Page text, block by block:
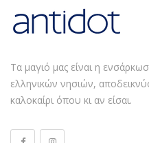
Τα μαγιό μας είναι η
ελληνικών νησιών,
καλοκαίρι όπου κι αν είσαι.